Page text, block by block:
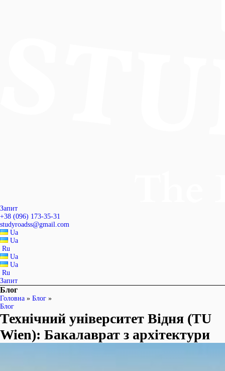
Запит
+38 (096) 173-35-31
studyroadss@gmail.com
Ua
Ua
Ru
Ua
Ua
Ru
Запит
Блог
Головна » Блог »
Блог
Технічний університет Відня (TU
Wien): Бакалаврат з архітектури